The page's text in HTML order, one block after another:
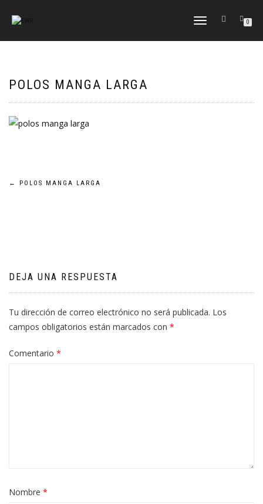
CAMBIAR
0
POLOS MANGA LARGA
Navegación
← POLOS MANGA LARGA
DEJA UNA RESPUESTA
Tu dirección de correo electrónico no será publicada. Los
campos obligatorios están marcados con *
Comentario *
Nombre *